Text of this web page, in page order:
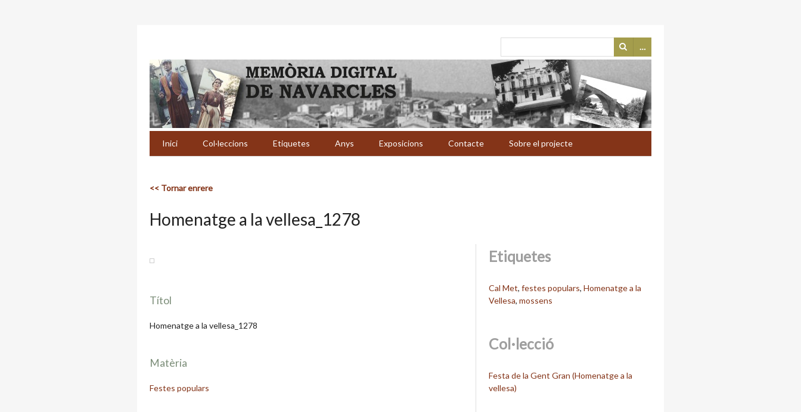
…
Inici Col·leccions Etiquetes Anys Exposicions Contacte Sobre el projecte
<< Tornar enrere
Homenatge a la vellesa_1278
Títol
Homenatge a la vellesa_1278
Matèria
Festes populars
Etiquetes
Cal Met,festes populars,Homenatge a la
Vellesa,mossens
Col·lecció
Festa de la Gent Gran (Homenatge a la
vellesa)